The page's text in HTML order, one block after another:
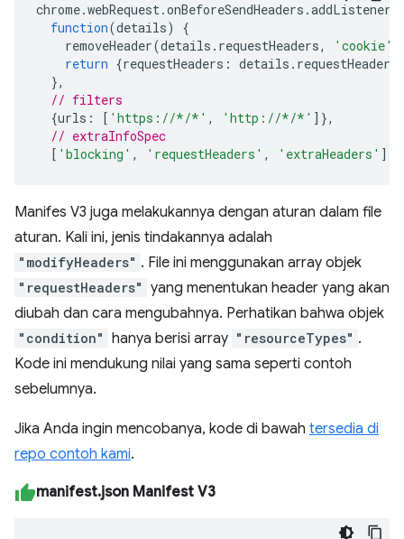
chrome.webRequest.onBeforeSendHeaders .addListener
function(details)
{
removeHeader(details . requestHeaders, 'cookie'
return {requestHeaders : details . requestHeaders
},
// filters
{urls : [ 'https://*/*' , 'http://*/*' ]},
// extraInfoSpec
[ 'blocking' , 'requestHeaders' , 'extraHeaders' ]);
Manifes V3 juga melakukannya dengan aturan dalam file
aturan. Kali ini, jenis tindakannya adalah
"modifyHeaders" . File ini menggunakan array objek
"requestHeaders" yang menentukan header yang akan
diubah dan cara mengubahnya. Perhatikan bahwa objek
"condition" hanya berisi array "resourceTypes" .
Kode ini mendukung nilai yang sama seperti contoh
sebelumnya.
Jika Anda ingin mencobanya, kode di bawah tersedia di
repo contoh kami.
manifest.json Manifest V3